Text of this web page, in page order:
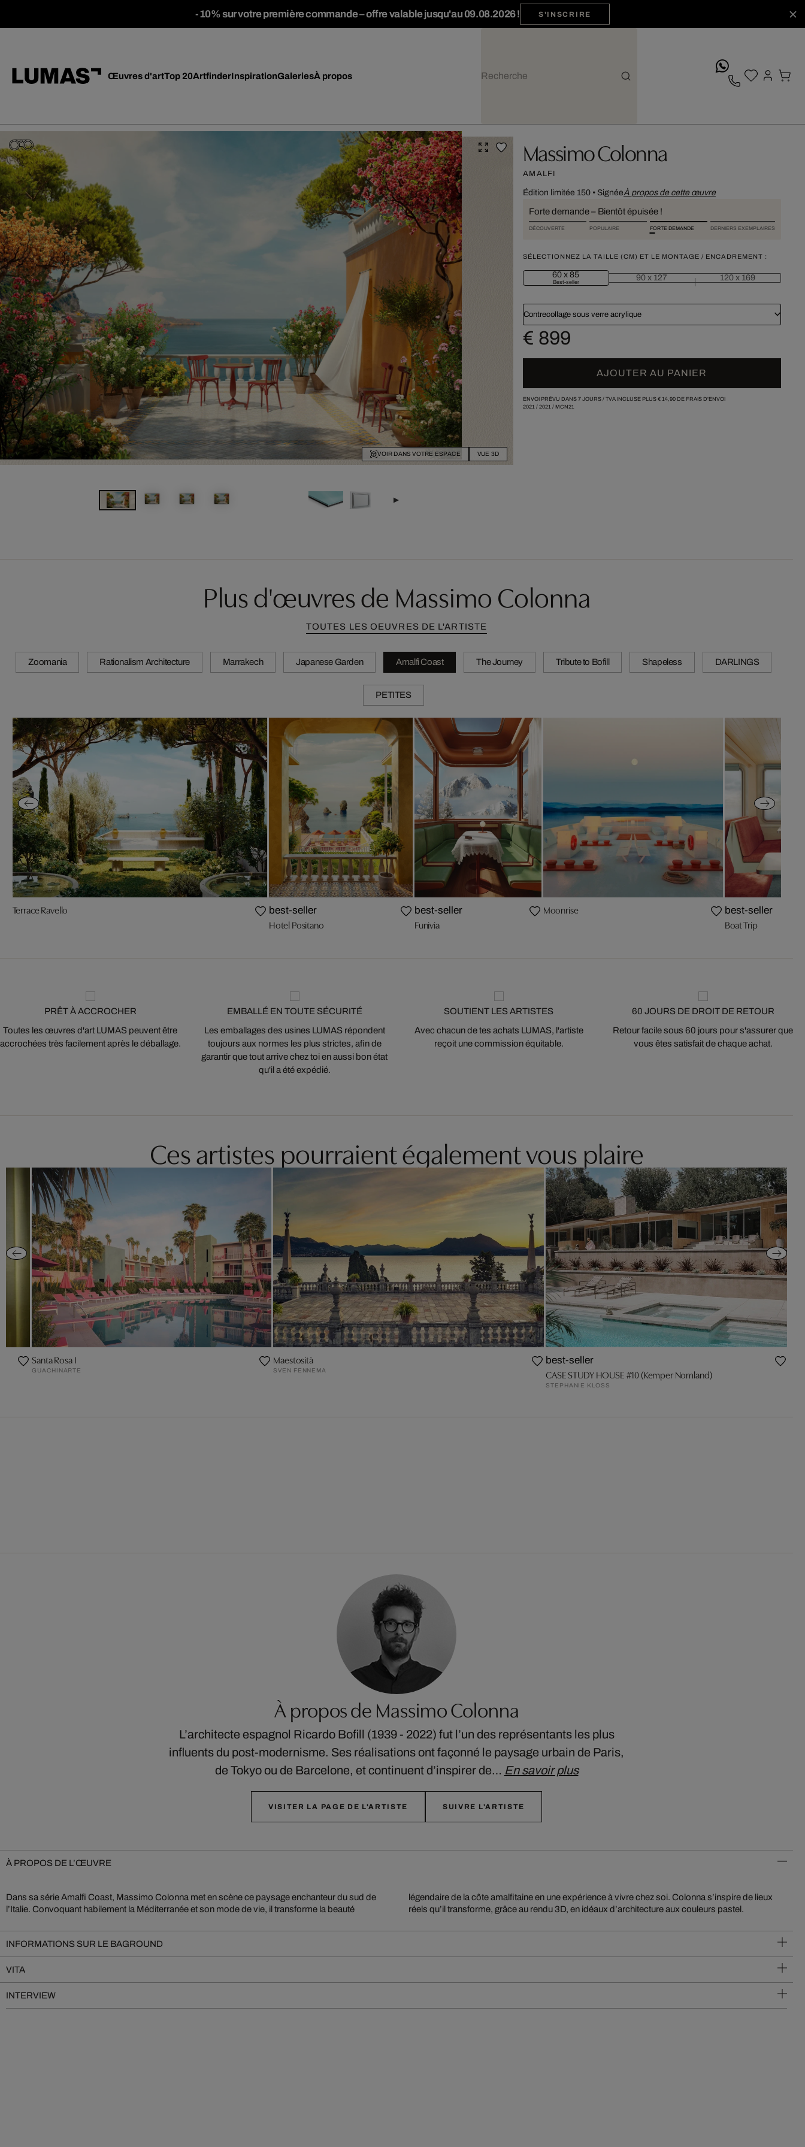
-10% sur votre première commande – offre valable jusqu'au 09.08.2026 ! S'INSCRIRE
Œuvres d'artTop 20ArtfinderInspirationGaleriesÀ propos
VOIR DANS VOTRE ESPACE VUE 3D
Massimo Colonna
AMALFI
Édition limitée 150• SignéeÀ propos de cette œuvre
Forte demande – Bientôt épuisée !
DÉCOUVERTE POPULAIRE FORTE DEMANDE DERNIERS EXEMPLAIRES
SÉLECTIONNEZ LA TAILLE (CM) ET LE MONTAGE / ENCADREMENT :
60 x 85
Best-seller 90 x 127 120 x 169
Contrecollage sous verre acrylique
€ 899
AJOUTER AU PANIER
ENVOI PRÉVU DANS 7 JOURS / TVA INCLUSE PLUS € 14,90DE FRAIS D'ENVOI
2021 / 2021 / MCN21
Plus d'œuvres de Massimo Colonna
TOUTES LES OEUVRES DE L'ARTISTE
Zoomania Rationalism Architecture Marrakech Japanese Garden Amalfi Coast The Journey Tribute to Bofill Shapeless DARLINGS
PETITES
Terrace Ravello best-seller
Hotel Positano
best-seller
Funivia
Moonrise best-seller
Boat Trip
PRÊT À ACCROCHER
Toutes les œuvres d'art LUMAS peuvent être
accrochées très facilement après le déballage.
EMBALLÉ EN TOUTE SÉCURITÉ
Les emballages des usines LUMAS répondent
toujours aux normes les plus strictes, afin de
garantir que tout arrive chez toi en aussi bon état
qu'il a été expédié.
SOUTIENT LES ARTISTES
Avec chacun de tes achats LUMAS, l'artiste
reçoit une commission équitable.
60 JOURS DE DROIT DE RETOUR
Retour facile sous 60 jours pour s'assurer que
vous êtes satisfait de chaque achat.
Ces artistes pourraient également vous plaire
Santa Rosa I
GUACHINARTE
Maestosità
SVEN FENNEMA
best-seller
CASE STUDY HOUSE #10 (Kemper Nomland)
STEPHANIE KLOSS
À propos de Massimo Colonna
L’architecte espagnol Ricardo Bofill (1939 - 2022) fut l’un des représentants les plus
influents du post-modernisme. Ses réalisations ont façonné le paysage urbain de Paris,
de Tokyo ou de Barcelone, et continuent d’inspirer de… En savoir plus
VISITER LA PAGE DE L'ARTISTE SUIVRE L'ARTISTE
À PROPOS DE L’ŒUVRE
Dans sa série Amalfi Coast, Massimo Colonna met en scène ce paysage enchanteur du sud de
l’Italie. Convoquant habilement la Méditerranée et son mode de vie, il transforme la beauté
légendaire de la côte amalfitaine en une expérience à vivre chez soi. Colonna s’inspire de lieux
réels qu’il transforme, grâce au rendu 3D, en idéaux d’architecture aux couleurs pastel.
INFORMATIONS SUR LE BAGROUND
VITA
INTERVIEW